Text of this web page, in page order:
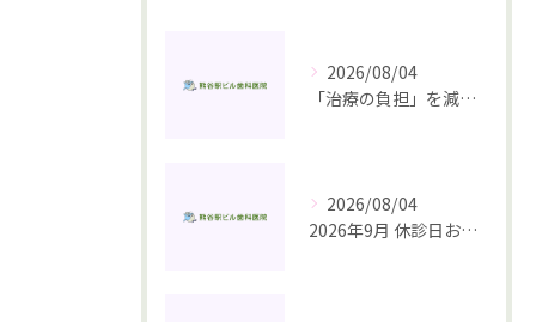
2026/08/04
「治療の負担」を減らすいちばんの近道は、予防にあります
2026/08/04
2026年9月 休診日お知らせ